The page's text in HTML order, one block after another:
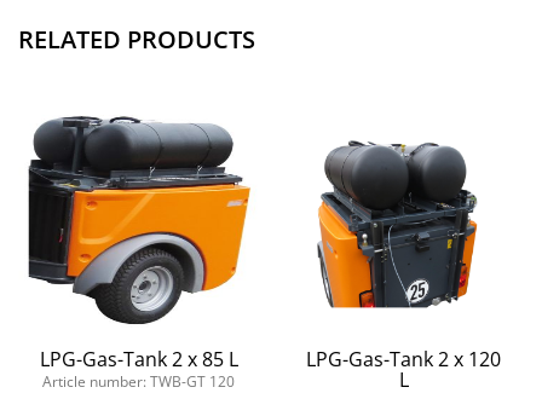
RELATED PRODUCTS
LPG-Gas-Tank 2 x 85 L
Article number: TWB-GT 120
LPG-Gas-Tank 2 x 120
L